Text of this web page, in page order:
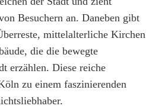
Besuchern an. Daneben gibt
mittelalterliche Kirchen
die die bewegte
erzählen. Diese reiche
zu einem faszinierenden